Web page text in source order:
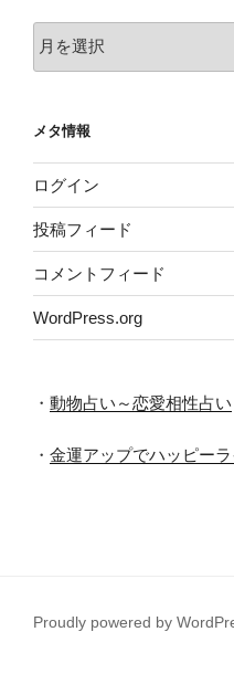
ー
ブ
メタ情報
ログイン
投稿フィード
コメントフィード
WordPress.org
・ 動物占い～恋愛相性占い
・ 金運アップでハッピーラ
Proudly powered by